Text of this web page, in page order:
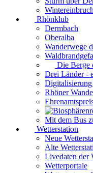
Rhönklub
Dermbach
Oberalba
Wanderwege
Die Berge
Drei Länder -
Rhöner
Mit dem Bus
Wetterstation
Neue
Alte
Livedaten der
Wetterportale